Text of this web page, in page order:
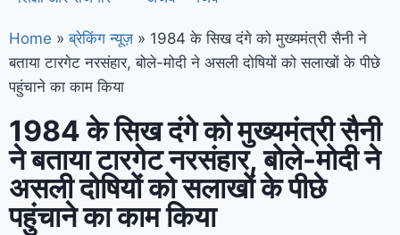
Home » ब्रेकिंग न्यूज़ » 1984 के सिख दंगे को मुख्यमंत्री सैनी ने
बताया टारगेट नरसंहार, बोले-मोदी ने असली दोषियों को सलाखों के पीछे
पहुंचाने का काम किया
1984 के सिख दंगे को मुख्यमंत्री सैनी
ने बताया टारगेट नरसंहार, बोले-मोदी ने
असली दोषियों को सलाखों के पीछे
पहुंचाने का काम किया